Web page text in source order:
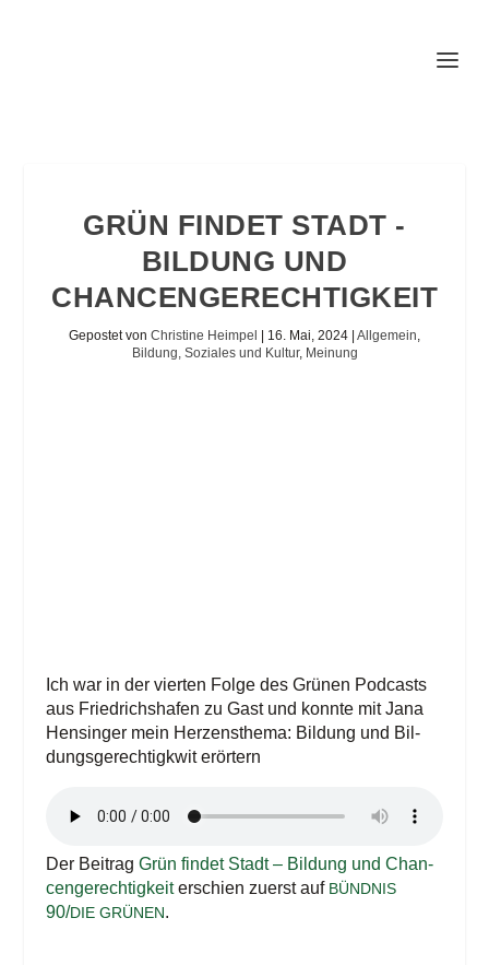
GRÜN FINDET STADT -
BILDUNG UND
CHANCENGERECHTIGKEIT
Gepostet von Christine Heimpel 16. Mai, 2024 Allgemein,
Bildung, Soziales und Kultur, Meinung
Ich war in der vier­ten Fol­ge des Grü­nen Pod­casts
aus Fried­richs­ha­fen zu Gast und konn­te mit Jana
Hen­sin­ger mein Her­zens­the­ma: Bil­dung und Bil­
dungs­ge­rech­tigkwit erörtern
Der Bei­tragGrün fin­det Stadt – Bil­dung und Chan­
cen­ge­rech­tig­keiterschien zuerst auf BÜND­NIS
90/DIE GRÜ­NEN.